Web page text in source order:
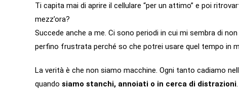
Ti capita mai di aprire il cellulare “per un attimo” e poi
mezz’ora?
Succede anche a me. Ci sono periodi in cui mi sembra di
perfino frustrata perché so che potrei usare quel tempo in
La verità è che non siamo macchine. Ogni tanto cadiamo
quando siamo stanchi, annoiati o in cerca di distrazioni